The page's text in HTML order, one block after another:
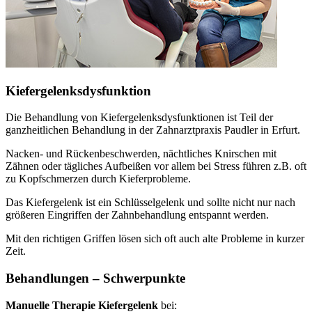
Kiefergelenksdysfunktion
Die Behandlung von Kiefergelenksdysfunktionen ist Teil der
ganzheitlichen Behandlung in der Zahnarztpraxis Paudler in Erfurt.
Nacken- und Rückenbeschwerden, nächtliches Knirschen mit
Zähnen oder tägliches Aufbeißen vor allem bei Stress führen z.B. oft
zu Kopfschmerzen durch Kieferprobleme.
Das Kiefergelenk ist ein Schlüsselgelenk und sollte nicht nur nach
größeren Eingriffen der Zahnbehandlung entspannt werden.
Mit den richtigen Griffen lösen sich oft auch alte Probleme in kurzer
Zeit.
Behandlungen – Schwerpunkte
Manuelle Therapie Kiefergelenk bei: